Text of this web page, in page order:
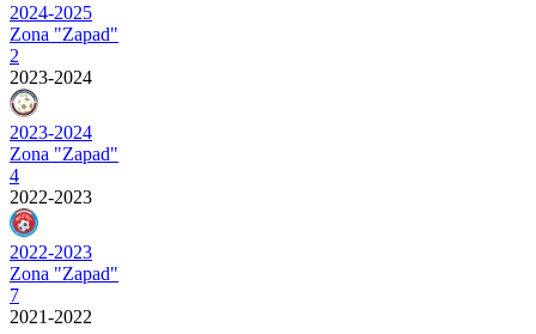
2024-2025
Zona "Zapad"
2
2023-2024
2023-2024
Zona "Zapad"
4
2022-2023
2022-2023
Zona "Zapad"
7
2021-2022